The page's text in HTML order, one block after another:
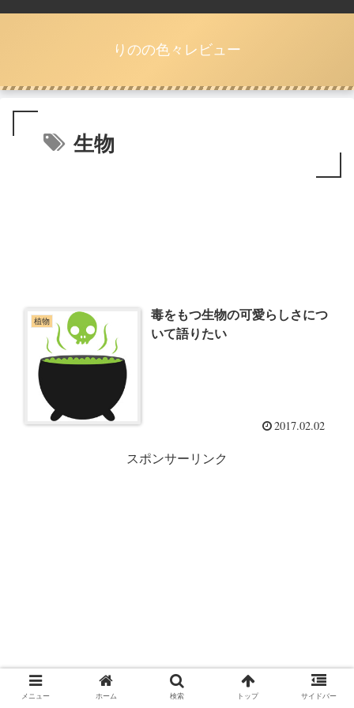
りのの色々レビュー
生物
植物
毒をもつ生物の可愛らしさにつ
いて語りたい
2017.02.02
スポンサーリンク
メニュー ホーム 検索 トップ サイドバー